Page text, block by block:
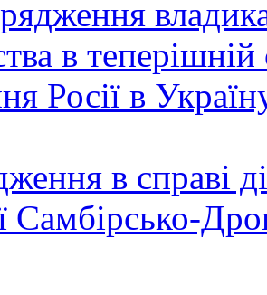
в теперішній
Росії в
в справі
Самбірсько-